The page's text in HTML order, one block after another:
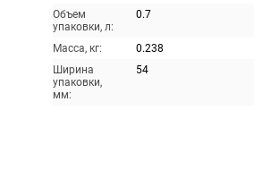
Объем
упаковки, л:
0.7
Масса, кг:
0.238
Ширина
упаковки,
мм:
54